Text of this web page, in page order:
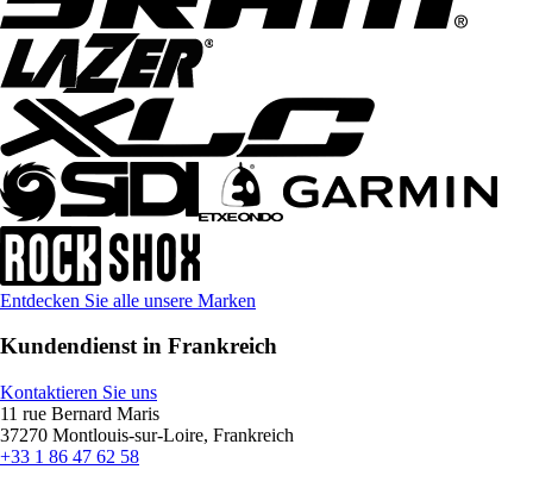
Entdecken Sie alle unsere Marken
Kundendienst in Frankreich
Kontaktieren Sie uns
11 rue Bernard Maris
37270 Montlouis-sur-Loire, Frankreich
+33 1 86 47 62 58